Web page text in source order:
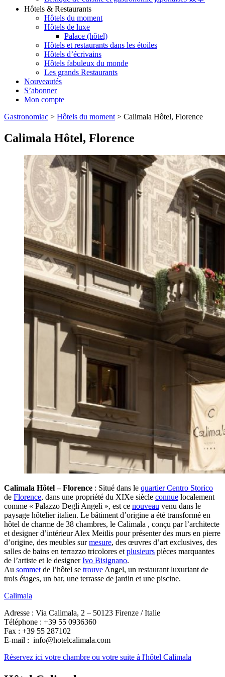
Hôtels & Restaurants
Hôtels du moment
Hôtels de luxe
Palace (hôtel)
Hôtels et restaurants dans les étoiles
Hôtels d’écrivains
Hôtels fabuleux du monde
Les grands Restaurants
Nouveautés
S’abonner
Mon compte
Gastronomiac > Hôtels du moment > Calimala Hôtel, Florence
Calimala Hôtel, Florence
Calimala Hôtel – Florence : Situé dans le quartier Centro Storico
de Florence, dans une propriété du XIXe siècle connue localement
comme « Palazzo Degli Angeli », est ce nouveau venu dans le
paysage hôtelier italien. Le bâtiment d’origine a été transformé en
hôtel de charme de 38 chambres, le Calimala , conçu par l’architecte
et designer d’intérieur Alex Meitlis pour présenter des murs en pierre
d’origine, des meubles surmesure, des œuvres d’art exclusives, des
salles de bains en terrazzo tricolores et plusieurs pièces marquantes
de l’artiste et le designerIvo Bisignano.
Au sommet de l’hôtel se trouve Angel, un restaurant luxuriant de
trois étages, un bar, une terrasse de jardin et une piscine.
Calimala
Adresse : Via Calimala, 2 – 50123 Firenze / Italie
Téléphone : +39 55 0936360
Fax : +39 55 287102
E-mail : info@hotelcalimala.com
Réservez ici votre chambre ou votre suite à l'hôtel Calimala